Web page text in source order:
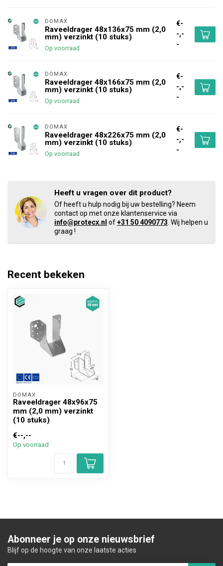
DOMAX
Raveeldrager 48x136x75 mm (2,0
mm) verzinkt (10 stuks)
Op voorraad
€-
-,-
-
DOMAX
Raveeldrager 48x166x75 mm (2,0
mm) verzinkt (10 stuks)
Op voorraad
€-
-,-
-
DOMAX
Raveeldrager 48x226x75 mm (2,0
mm) verzinkt (10 stuks)
Op voorraad
€-
-,-
-
Heeft u vragen over dit product?
Of heeft u hulp nodig bij uw bestelling? Neem
contact op met onze klantenservice via
info@protecx.nl of+31 50 4090773 . Wij helpen u
graag !
Recent bekeken
DOMAX
Raveeldrager 48x96x75
mm (2,0 mm) verzinkt
(10 stuks)
€--,--
Op voorraad
Abonneer je op onze nieuwsbrief
Blijf op de hoogte van onze laatste acties